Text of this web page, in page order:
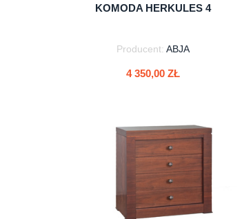
KOMODA HERKULES 4
Producent: ABJA
4 350,00 ZŁ
do koszyka